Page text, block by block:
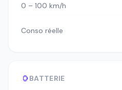
0 – 100 km/h
Conso réelle
BATTERIE